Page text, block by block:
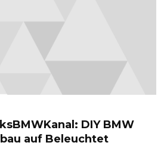
DIY BMW
auf Beleuchtet